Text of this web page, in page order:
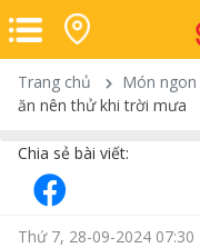
Trang chủ Món ngon
ăn nên thử khi trời mưa
Chia sẻ bài viết:
Thứ 7, 28-09-2024 07:30